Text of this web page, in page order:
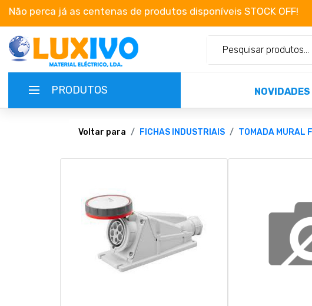
Não perca já as centenas de produtos disponíveis STOCK OFF!
PRODUTOS NOVIDADES
TERMOS E CONDIÇÕES
Voltar para FICHAS INDUSTRIAIS TOMADA MURAL